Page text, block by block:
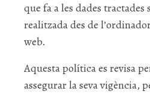
que fa a les dades tractades
realitzada des de
web.
Aquesta política es revisa
assegurar la seva vigència,